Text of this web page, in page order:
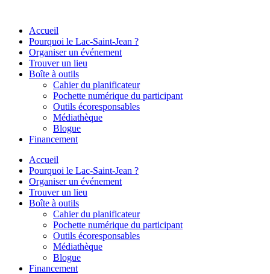
contenuAccueil
Pourquoi le Lac-Saint-Jean ?
Organiser un événement
Trouver un lieu
Boîte à outils
Cahier du planificateur
Pochette numérique du participant
Outils écoresponsables
Médiathèque
Blogue
Financement
Accueil
Pourquoi le Lac-Saint-Jean ?
Organiser un événement
Trouver un lieu
Boîte à outils
Cahier du planificateur
Pochette numérique du participant
Outils écoresponsables
Médiathèque
Blogue
Financement